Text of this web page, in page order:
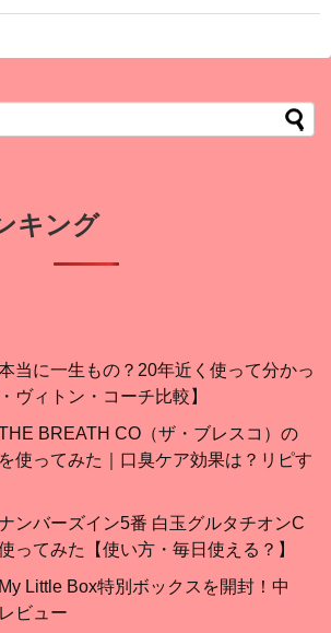
キング
当に一生もの？20年近く使って分かっ
ヴィトン・コーチ比較】
BREATH CO（ザ・ブレスコ）の
使ってみた｜口臭ケア効果は？リピす
ンバーズイン5番 白玉グルタチオンC
ってみた【使い方・毎日使える？】
Little Box特別ボックスを開封！中
ビュー